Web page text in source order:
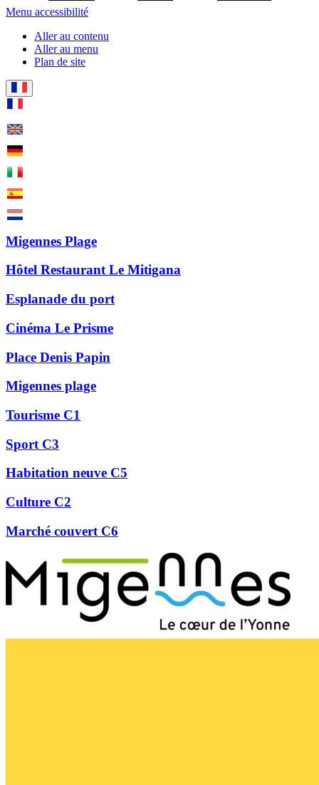
Menu accessibilité
Aller au contenu
Aller au menu
Plan de site
Migennes Plage
Hôtel Restaurant Le Mitigana
Esplanade du port
Cinéma Le Prisme
Place Denis Papin
Migennes plage
Tourisme C1
Sport C3
Habitation neuve C5
Culture C2
Marché couvert C6
Précédent
Suivant